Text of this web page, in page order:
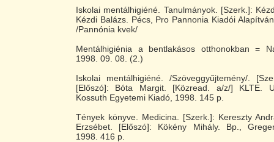
Iskolai mentálhigiéné. Tanulmányok. [Szerk.]:
Kézdi Balázs. Pécs, Pro Pannonia Kiadói
/Pannónia kvek/
Mentálhigiénia a bentlakásos otthonokban =
1998. 09. 08. (2.)
Iskolai mentálhigiéné. /Szöveggyűjtemény/.
[Előszó]: Bóta Margit. [Közread. a/z/] KLTE.
Kossuth Egyetemi Kiadó, 1998. 145 p.
Tények könyve. Medicina. [Szerk.]: Kereszty
Erzsébet. [Előszó]: Kökény Mihály. Bp.,
1998. 416 p.